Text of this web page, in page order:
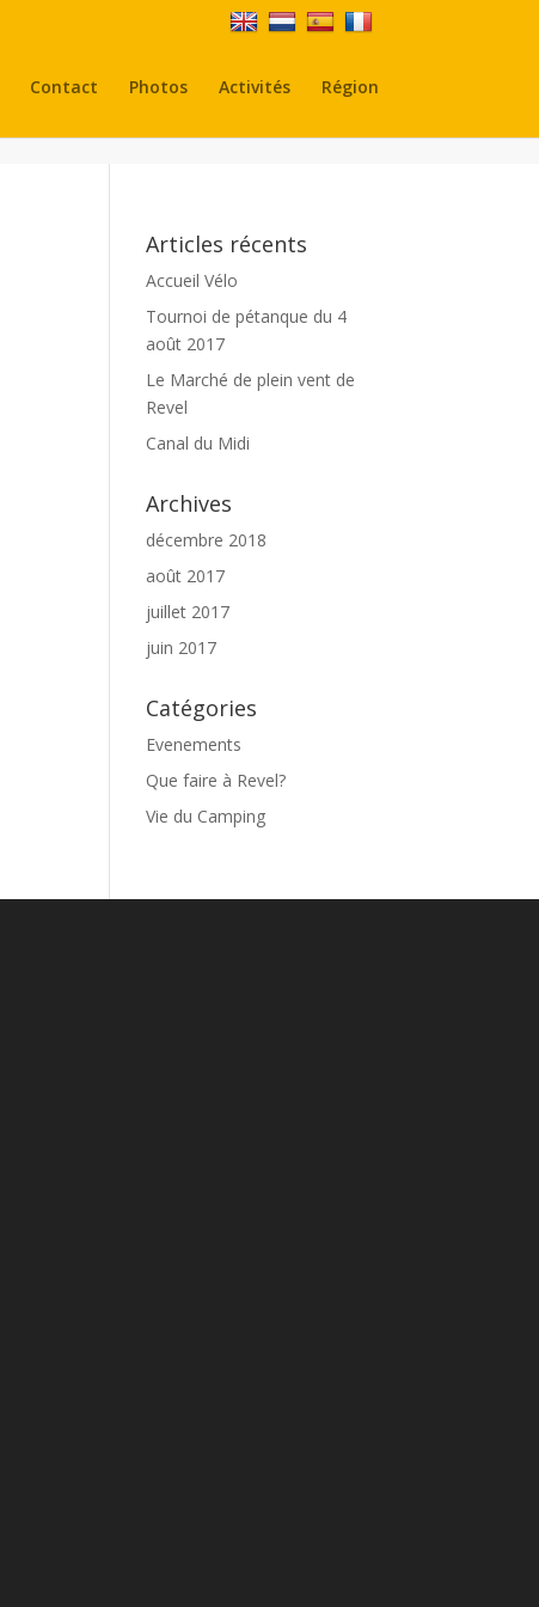
Contact Photos Activités Région
Articles récents
Accueil Vélo
Tournoi de pétanque du 4
août 2017
Le Marché de plein vent de
Revel
Canal du Midi
Archives
décembre 2018
août 2017
juillet 2017
juin 2017
Catégories
Evenements
Que faire à Revel?
Vie du Camping